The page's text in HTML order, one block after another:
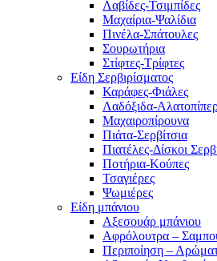
Λαβίδες-Τσιμπίδες
Μαχαίρια-Ψαλίδια
Πινέλα-Σπάτουλες
Σουρωτήρια
Στίφτες-Τρίφτες
Είδη Σερβιρίσματος
Καράφες-Φιάλες
Λαδόξιδα-
Μαχαιροπίρουνα
Πιάτα-Σερβίτσια
Πιατέλες-Δίσκοι
Ποτήρια-Κούπες
Τσαγιέρες
Ψωμιέρες
Είδη μπάνιου
Αξεσουάρ μπάνιου
Αφρόλουτρα –
Περιποίηση –